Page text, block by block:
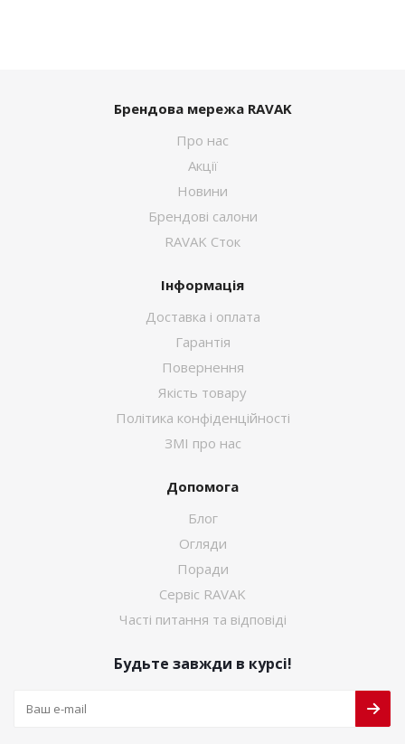
Брендова мережа RAVAK
Про нас
Акції
Новини
Брендові салони
RAVAK Сток
Інформація
Доставка і оплата
Гарантія
Повернення
Якість товару
Політика конфіденційності
ЗМІ про нас
Допомога
Блог
Огляди
Поради
Сервіс RAVAK
Часті питання та відповіді
Будьте завжди в курсі!